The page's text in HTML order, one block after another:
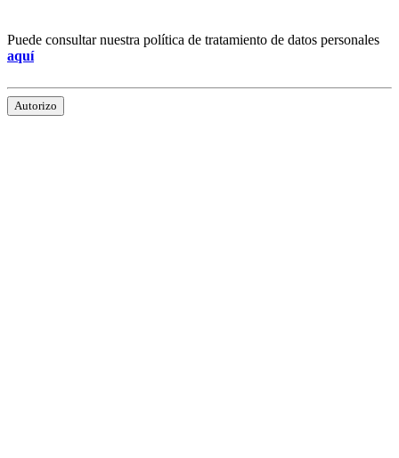
Puede consultar nuestra política de tratamiento de datos personales
aquí
Autorizo